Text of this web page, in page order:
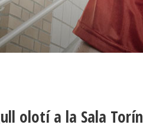
olotí a la Sala Torín